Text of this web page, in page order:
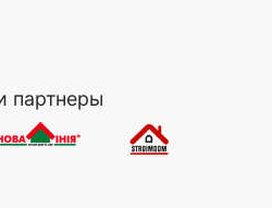
партнеры